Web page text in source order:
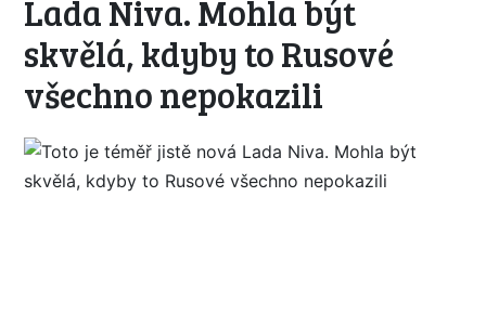
Lada Niva. Mohla být
skvělá, kdyby to Rusové
všechno nepokazili